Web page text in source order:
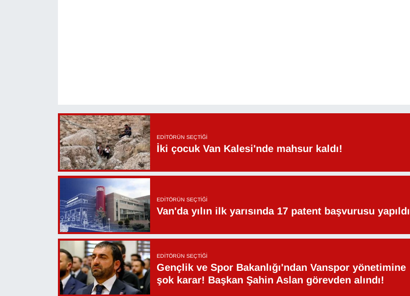
EDITÖRÜN SEÇTIĞI
İki çocuk Van Kalesi'nde mahsur kaldı!
EDITÖRÜN SEÇTIĞI
Van'da yılın ilk yarısında 17 patent başvurusu yapıldı
EDITÖRÜN SEÇTIĞI
Gençlik ve Spor Bakanlığı'ndan Vanspor yönetimine
şok karar! Başkan Şahin Aslan görevden alındı!